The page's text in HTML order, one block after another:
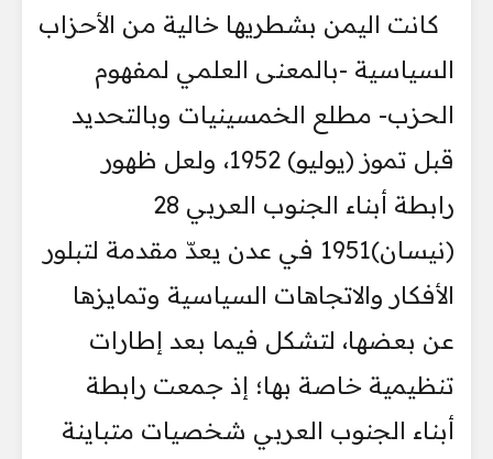
كانت اليمن بشطريها خالية من الأحزاب
السياسية -بالمعنى العلمي لمفهوم
الحزب- مطلع الخمسينيات وبالتحديد
قبل تموز (يوليو) 1952، ولعل ظهور
رابطة أبناء الجنوب العربي 28
(نيسان)1951 في عدن يعدّ مقدمة لتبلور
الأفكار والاتجاهات السياسية وتمايزها
عن بعضها، لتشكل فيما بعد إطارات
تنظيمية خاصة بها؛ إذ جمعت رابطة
أبناء الجنوب العربي شخصيات متباينة